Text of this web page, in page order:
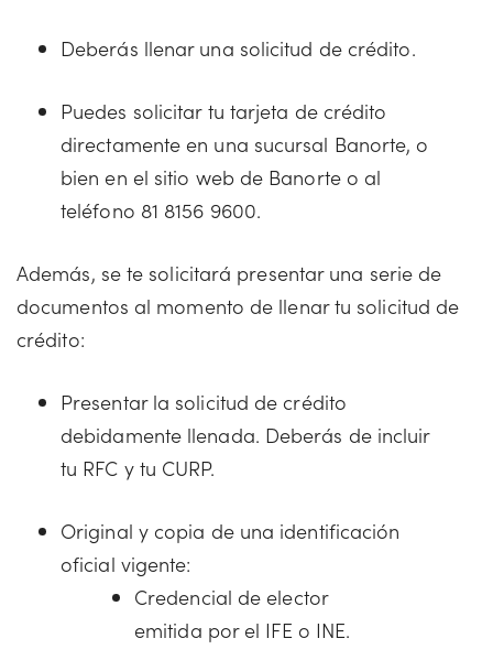
Deberás llenar una solicitud de crédito.
Puedes solicitar tu tarjeta de crédito
directamente en una sucursal Banorte, o
bien en el sitio web de Banorte o al
teléfono 81 8156 9600.
Además, se te solicitará presentar una serie de
documentos al momento de llenar tu solicitud de
crédito:
Presentar la solicitud de crédito
debidamente llenada. Deberás de incluir
tu RFC y tu CURP.
Original y copia de una identificación
oficial vigente:
Credencial de elector
emitida por el IFE o INE.